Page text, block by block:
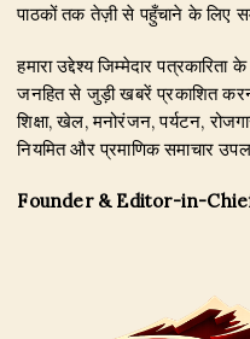
पाठकों तक तेज़ी से पहुँचाने के लिए
हमारा उद्देश्य जिम्मेदार
जनहित से जुड़ी खबरें प्रकाशित
शिक्षा, खेल, मनोरंजन, पर्यटन,
नियमित और प्रमाणिक समाचार
Founder & Editor-in-